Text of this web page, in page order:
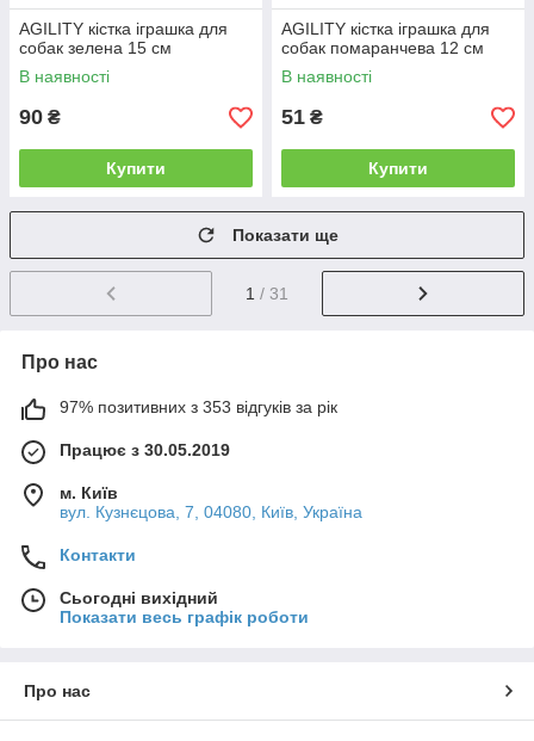
AGILITY кістка іграшка для
собак зелена 15 см
В наявності
90 ₴
Купити
AGILITY кістка іграшка для
собак помаранчева 12 см
В наявності
51 ₴
Купити
Показати ще
1 / 31
Про нас
97% позитивних з 353 відгуків за рік
Працює з 30.05.2019
м. Київ
вул. Кузнєцова, 7, 04080, Київ, Україна
Контакти
Сьогодні вихідний
Показати весь графік роботи
Про нас